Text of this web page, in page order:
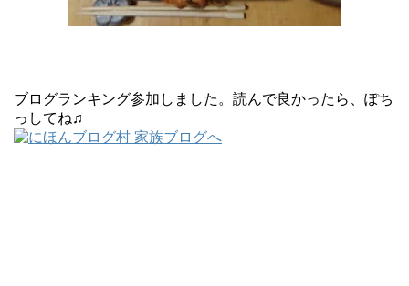
ブログランキング参加しました。読んで良かったら、ぽち
っしてね♫